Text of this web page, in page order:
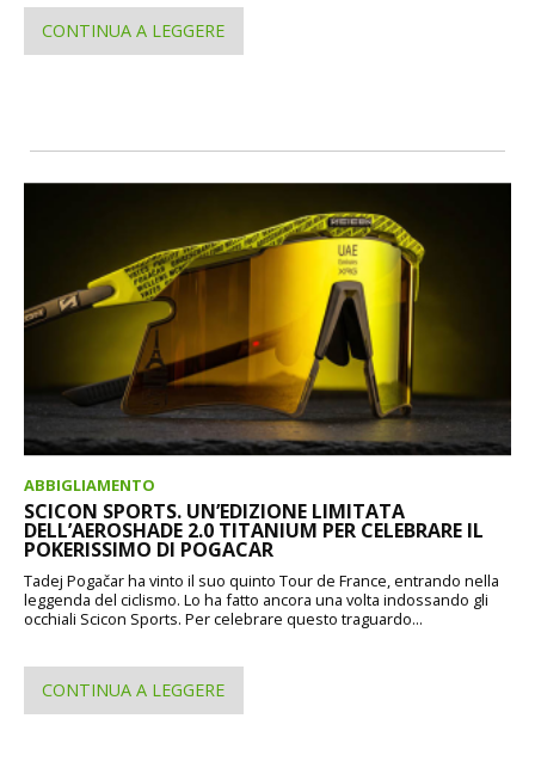
CONTINUA A LEGGERE
ABBIGLIAMENTO
SCICON SPORTS. UN’EDIZIONE LIMITATA
DELL’AEROSHADE 2.0 TITANIUM PER CELEBRARE IL
POKERISSIMO DI POGACAR
Tadej Pogačar ha vinto il suo quinto Tour de France, entrando nella
leggenda del ciclismo. Lo ha fatto ancora una volta indossando gli
occhiali Scicon Sports. Per celebrare questo traguardo...
CONTINUA A LEGGERE